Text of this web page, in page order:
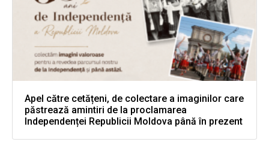
Apel către cetățeni, de colectare a imaginilor care
păstrează amintiri de la proclamarea
Independenței Republicii Moldova până în prezent